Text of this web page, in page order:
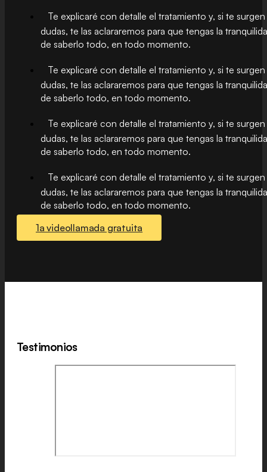
Te explicaré con detalle el tratamiento y, si te surgen
dudas, te las aclararemos para que tengas la
de saberlo todo, en todo momento.
Te explicaré con detalle el tratamiento y, si te surgen
dudas, te las aclararemos para que tengas la
de saberlo todo, en todo momento.
Te explicaré con detalle el tratamiento y, si te surgen
dudas, te las aclararemos para que tengas la
de saberlo todo, en todo momento.
Te explicaré con detalle el tratamiento y, si te surgen
dudas, te las aclararemos para que tengas la
de saberlo todo, en todo momento.
1a videollamada gratuita
Testimonios